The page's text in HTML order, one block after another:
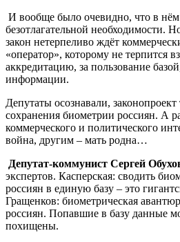
И вообще было очевидно, что в
безотлагательной необходимости.
закон нетерпеливо ждёт
«оператор», которому не терпится
аккредитацию, за пользование
информации.
Депутаты осознавали,
сохранения биометрии россиян. А
коммерческого и политического
война, другим – мать родна…
Депутат-коммунист Сергей Обу
экспертов. Касперская: сводить
россиян в единую базу – это
Гращенков: биометрическая
россиян. Попавшие в базу данные
похищены.